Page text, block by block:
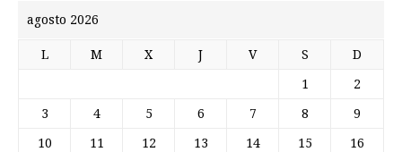
agosto 2026
L M X J V S D
1 2
3 4 5 6 7 8 9
10 11 12 13 14 15 16